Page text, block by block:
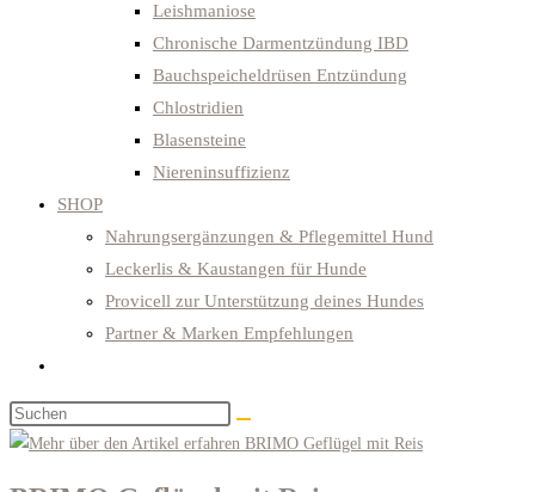
Leishmaniose
Chronische Darmentzündung IBD
Bauchspeicheldrüsen Entzündung
Chlostridien
Blasensteine
Niereninsuffizienz
SHOP
Nahrungsergänzungen & Pflegemittel Hund
Leckerlis & Kaustangen für Hunde
Provicell zur Unterstützung deines Hundes
Partner & Marken Empfehlungen
umschalten
Diese
Website